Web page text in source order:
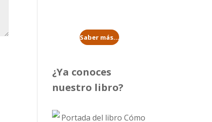
Saber más...
¿Ya conoces
nuestro libro?